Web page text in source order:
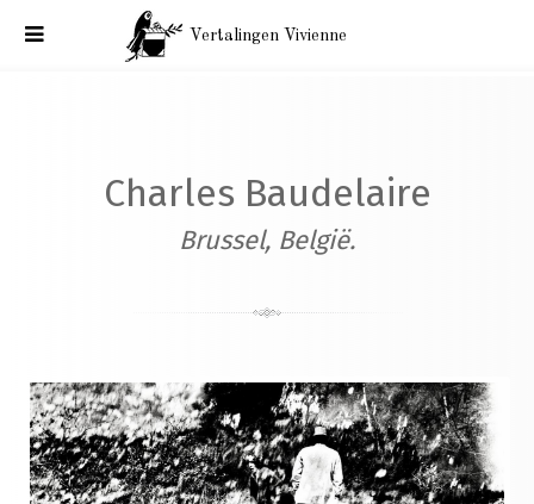
Vertalingen Vivienne
Charles Baudelaire
Brussel, België.